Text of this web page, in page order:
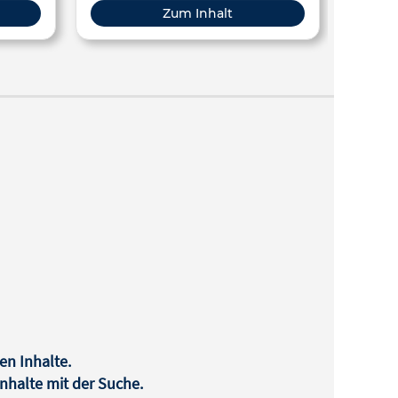
Zum Inhalt
Inhalte.
mit der Suche.